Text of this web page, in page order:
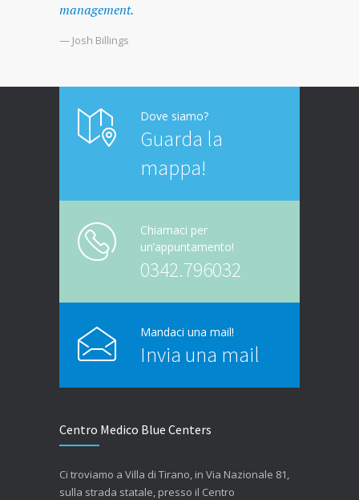
management.
— Josh Billings
Dove siamo?
Guarda la
mappa!
Chiamaci per
un’appuntamento!
0342.796032
Mandaci una mail!
Invia una mail
Centro Medico Blue Centers
Ci troviamo a Villa di Tirano, in Via Nazionale 81,
sulla strada statale, presso il Centro